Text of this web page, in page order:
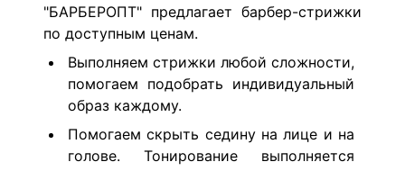
"БАРБЕРОПТ" предлагает барбер-стрижки
по доступным ценам.
Выполняем стрижки любой сложности,
помогаем подобрать индивидуальный
образ каждому.
Помогаем скрыть седину на лице и на
голове. Тонирование выполняется